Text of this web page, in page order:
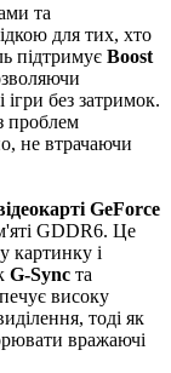
та
для тих, хто
підтримує Boost
без затримок.
проблем
не втрачаючи
GeForce
GDDR6. Це
картинку і
G-Sync та
високу
тоді як
вражаючі